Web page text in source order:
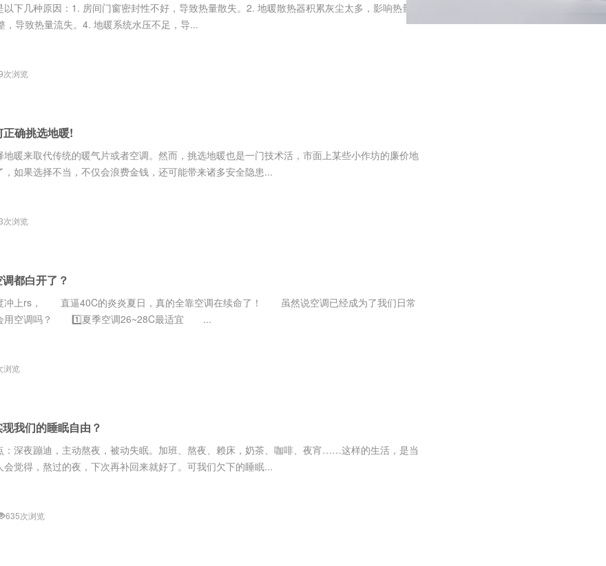
下几种原因：1. 房间门窗密封性不好，导致热量散失。2. 地暖散热器积累灰尘太多，影响热量输
导致热量流失。4. 地暖系统水压不足，导...
次浏览
确挑选地暖!
暖来取代传统的暖气片或者空调。然而，挑选地暖也是一门技术活，市面上某些小作坊的廉价地
如果选择不当，不仅会浪费金钱，还可能带来诸多安全隐患...
次浏览
都白开了？
上rs， 直逼40C的炎炎夏日，真的全靠空调在续命了！ 虽然说空调已经成为了我们日常
用空调吗？ 1️⃣夏季空调26~28C最适宜 ...
浏览
我们的睡眠自由？
：深夜蹦迪，主动熬夜，被动失眠。加班、熬夜、赖床，奶茶、咖啡、夜宵……这样的生活，是当
觉得，熬过的夜，下次再补回来就好了。可我们欠下的睡眠...
635次浏览